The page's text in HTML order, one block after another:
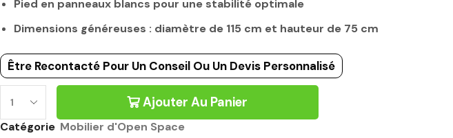
Pied en panneaux blancs pour une stabilité optimale
Dimensions généreuses : diamètre de 115 cm et hauteur de 75 cm
Être Recontacté Pour Un Conseil Ou Un Devis Personnalisé
Ajouter Au Panier
Catégorie Mobilier d'Open Space